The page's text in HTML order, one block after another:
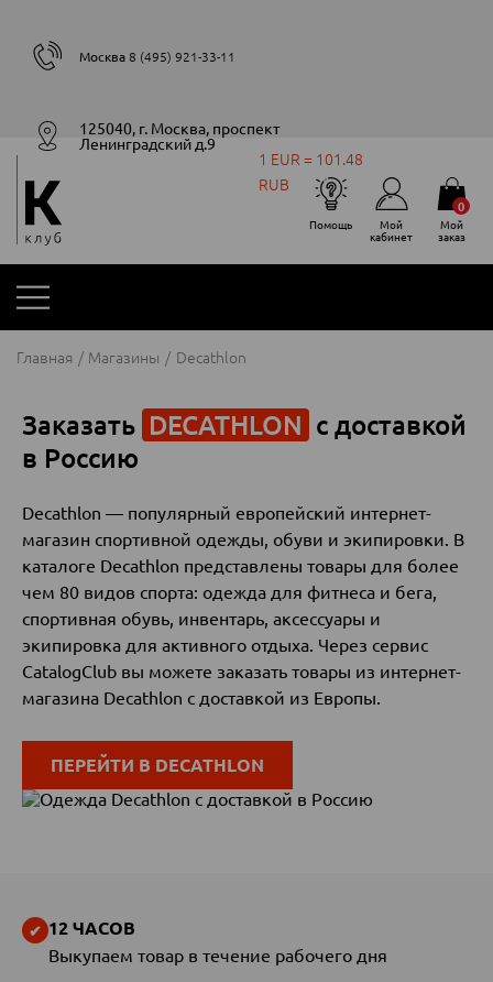
125040, г. Москва, проспект
Ленинградский д.9
Москва 8 (495) 921-33-11
1 EUR = 101.48
RUB
Помощь Мой
кабинет
Мой
заказ
0
Главная Магазины Decathlon
Заказать DECATHLON с доставкой
в Россию
Decathlon — популярный европейский интернет-
магазин спортивной одежды, обуви и экипировки. В
каталоге Decathlon представлены товары для более
чем 80 видов спорта: одежда для фитнеса и бега,
спортивная обувь, инвентарь, аксессуары и
экипировка для активного отдыха. Через сервис
CatalogClub вы можете заказать товары из интернет-
магазина Decathlon с доставкой из Европы.
ПЕРЕЙТИ В DECATHLON
12 ЧАСОВ
Выкупаем товар в течение рабочего дня